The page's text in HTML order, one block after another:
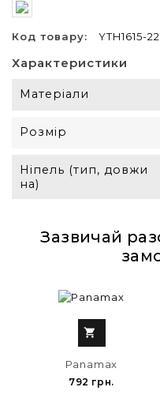
Код товару: YTH1615-
Характеристики
Матеріали
Розмір
Ніпель (тип, довжи
на)
Зазвичай

Panamax
792 грн.